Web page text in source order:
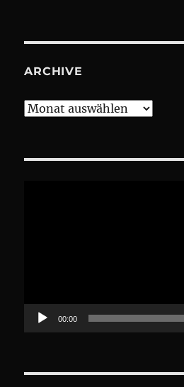
ARCHIVE
Archive
00:00